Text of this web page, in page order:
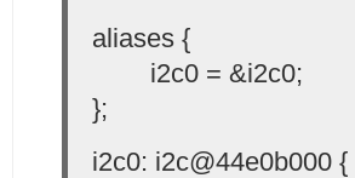
21:
26: }
aliases {
i2c0 = &i2c0;
};
i2c0: i2c@44e0b000 {